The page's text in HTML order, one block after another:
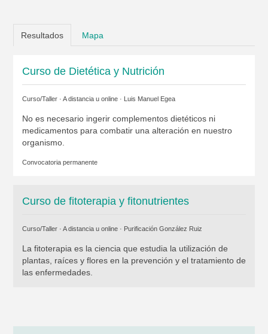
Resultados Mapa
Curso de Dietética y Nutrición
Curso/Taller · A distancia u online · Luis Manuel Egea
No es necesario ingerir complementos dietéticos ni
medicamentos para combatir una alteración en nuestro
organismo.
Convocatoria permanente
Curso de fitoterapia y fitonutrientes
Curso/Taller · A distancia u online · Purificación González Ruiz
La fitoterapia es la ciencia que estudia la utilización de
plantas, raíces y flores en la prevención y el tratamiento de
las enfermedades.